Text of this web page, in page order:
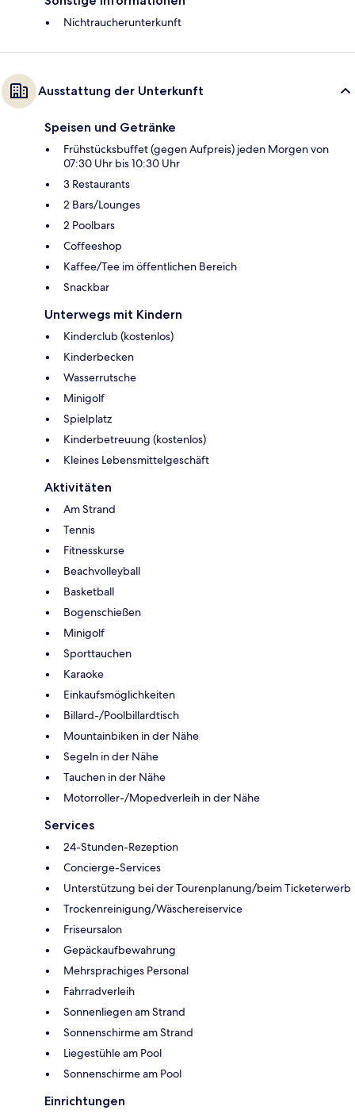
Nichtraucherunterkunft
Ausstattung der Unterkunft
Speisen und Getränke
Frühstücksbuffet (gegen Aufpreis) jeden Morgen von
07:30 Uhr bis 10:30 Uhr
3 Restaurants
2 Bars/Lounges
2 Poolbars
Coffeeshop
Kaffee/Tee im öffentlichen Bereich
Snackbar
Unterwegs mit Kindern
Kinderclub (kostenlos)
Kinderbecken
Wasserrutsche
Minigolf
Spielplatz
Kinderbetreuung (kostenlos)
Kleines Lebensmittelgeschäft
Aktivitäten
Am Strand
Tennis
Fitnesskurse
Beachvolleyball
Basketball
Bogenschießen
Minigolf
Sporttauchen
Karaoke
Einkaufsmöglichkeiten
Billard-/Poolbillardtisch
Mountainbiken in der Nähe
Segeln in der Nähe
Tauchen in der Nähe
Motorroller-/Mopedverleih in der Nähe
Services
24-Stunden-Rezeption
Concierge-Services
Unterstützung bei der Tourenplanung/beim Ticketerwerb
Trockenreinigung/Wäschereiservice
Friseursalon
Gepäckaufbewahrung
Mehrsprachiges Personal
Fahrradverleih
Sonnenliegen am Strand
Sonnenschirme am Strand
Liegestühle am Pool
Sonnenschirme am Pool
Einrichtungen